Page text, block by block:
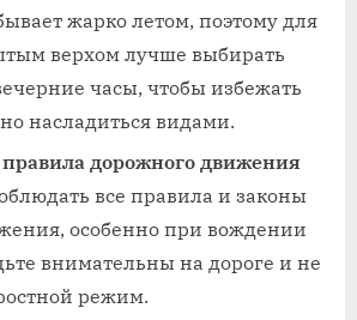
жарко летом, поэтому для
верхом лучше выбирать
часы, чтобы избежать
насладиться видами.
дорожного движения
все правила и законы
особенно при вождении
внимательны на дороге и не
режим.